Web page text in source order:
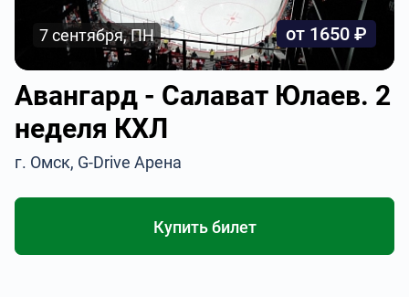
7 сентября, ПН от 1650 ₽
Авангард - Салават Юлаев. 2
неделя КХЛ
г. Омск, G-Drive Арена
Купить билет